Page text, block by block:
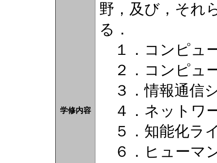
学修内容
野，及び，それ
る．
１．コンピュ
２．コンピュ
３．情報通信
４．ネットワ
５．知能化ラ
６．ヒューマ